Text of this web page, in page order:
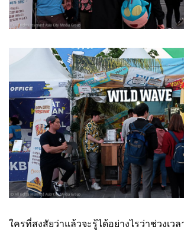
ใครที่สงสัยว่าแล้วจะรู้ได้อย่างไรว่าช่วงเว